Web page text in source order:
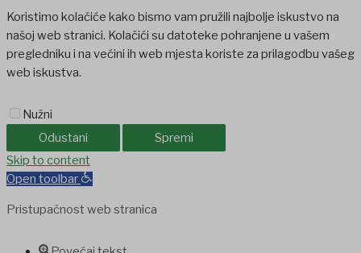
Koristimo kolačiće kako bismo vam pružili najbolje iskustvo na
našoj web stranici. Kolačići su datoteke pohranjene u vašem
pregledniku i na većini ih web mjesta koriste za prilagodbu vašeg
web iskustva.
Nužni
Odustani
Spremi
Skip to content
Open toolbar
Pristupačnost web stranica